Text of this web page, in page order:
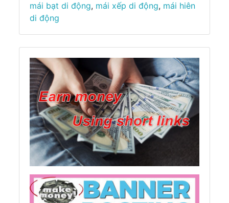
mái bạt di động, mái xếp di động, mái hiên
di động